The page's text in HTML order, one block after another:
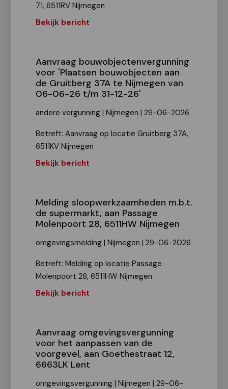
71, 6511RV Nijmegen
Bekijk bericht
Aanvraag bouwobjectenvergunning
voor 'Plaatsen bouwobjecten aan
de Gruitberg 37A te Nijmegen van
06-06-26 t/m 31-12-26'
andere vergunning | Nijmegen | 29-06-2026
Betreft: Aanvraag op locatie Gruitberg 37A,
6511KV Nijmegen
Bekijk bericht
Melding sloopwerkzaamheden m.b.t.
de supermarkt, aan Passage
Molenpoort 28, 6511HW Nijmegen
omgevingsmelding | Nijmegen | 29-06-2026
Betreft: Melding op locatie Passage
Molenpoort 28, 6511HW Nijmegen
Bekijk bericht
Aanvraag omgevingsvergunning
voor het aanpassen van de
voorgevel, aan Goethestraat 12,
6663LK Lent
omgevingsvergunning | Nijmegen | 29-06-